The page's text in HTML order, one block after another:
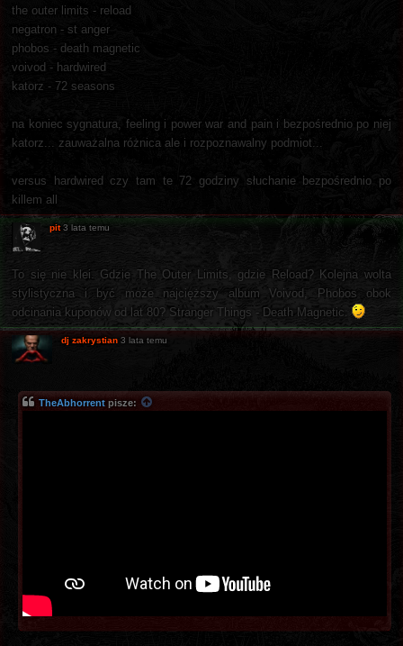
the outer limits - reload
negatron - st anger
phobos - death magnetic
voivod - hardwired
katorz - 72 seasons
na koniec sygnatura, feeling i power war and pain i bezpośrednio po niej
katorz... zauważalna różnica ale i rozpoznawalny podmiot...
versus hardwired czy tam te 72 godziny słuchanie bezpośrednio po
killem all
pit 3 lata temu
To się nie klei. Gdzie The Outer Limits, gdzie Reload? Kolejna wolta
stylistyczna i być może najcięższy album Voivod, Phobos obok
odcinania kuponów od lat 80? Stranger Things - Death Magnetic.
dj zakrystian 3 lata temu
TheAbhorrent pisze: